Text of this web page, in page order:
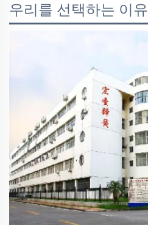
우리를 선택하는 이유